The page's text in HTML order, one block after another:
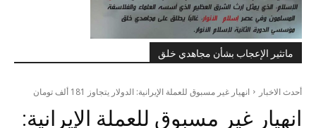
ماتثير الإعجاب بشأن مجاهدي خلق
أحدث الاخبار انهيار غير مسبوق للعملة الإيرانية: الدولار يتجاوز 181 ألف تومان
انهيار غير مسبوق للعملة الإيرانية: